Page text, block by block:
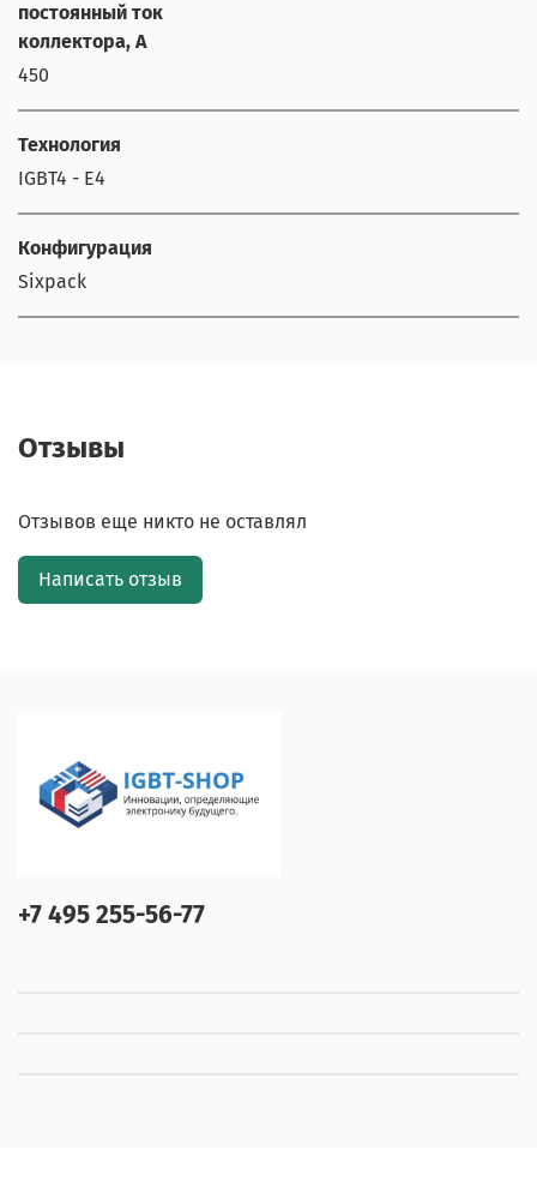
постоянный ток
коллектора, А
450
Технология
IGBT4 - E4
Конфигурация
Sixpack
Отзывы
Отзывов еще никто не оставлял
Написать отзыв
+7 495 255-56-77